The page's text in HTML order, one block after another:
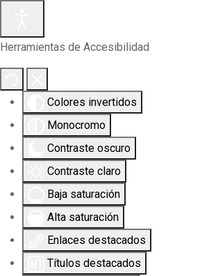
Herramientas de Accesibilidad
Colores invertidos
Monocromo
Contraste oscuro
Contraste claro
Baja saturación
Alta saturación
Enlaces destacados
Títulos destacados